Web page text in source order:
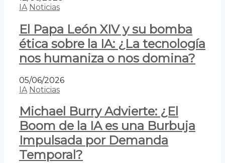
IA Noticias
El Papa León XIV y su bomba
ética sobre la IA: ¿La tecnología
nos humaniza o nos domina?
05/06/2026
IA Noticias
Michael Burry Advierte: ¿El
Boom de la IA es una Burbuja
Impulsada por Demanda
Temporal?